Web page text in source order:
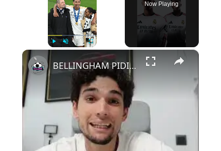
Fullscreen
Now Playing
×
BELLINGHAM PIDIÓ SALIR